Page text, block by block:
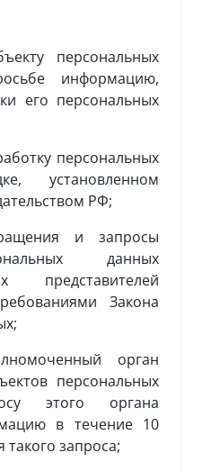
персональных
информацию,
его персональных
персональных
установленном
РФ;
и запросы
данных
Закона
орган
персональных
этого органа
в течение 10
запроса;